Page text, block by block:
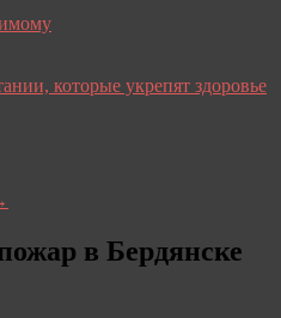
которые укрепят здоровье
в Бердянске